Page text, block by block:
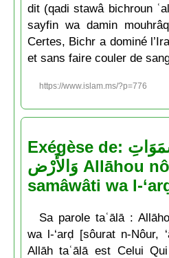
dit (qadi stawâ bichroun
sayfin wa damin
Certes, Bichr a dominé
et sans faire couler de
https://www.islam.ms/?p=776
Exégèse de: اللهُ نُورُ السَّمَوَاتِ
وَالأَرْض Allāhou nôurou s-
samâwâti wa l-
Sa parole taʿālā :
wa l-‘arḍ [sôurat n-Nôur,
Allāh taʿālā est Celui